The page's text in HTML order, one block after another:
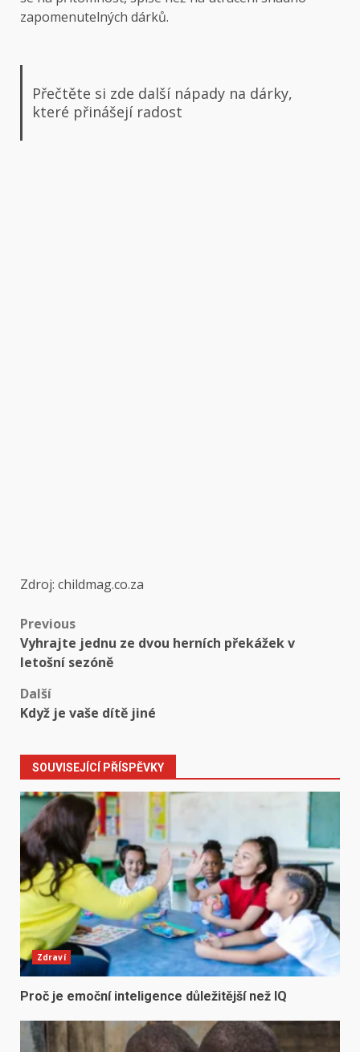
zapomenutelných dárků.
Přečtěte si zde další nápady na dárky,
které přinášejí radost
Zdroj: childmag.co.za
Post
navigation
Previous
Vyhrajte jednu ze dvou herních překážek v
letošní sezóně
Další
Když je vaše dítě jiné
SOUVISEJÍCÍ PŘÍSPĚVKY
Zdraví
Proč je emoční inteligence důležitější než IQ